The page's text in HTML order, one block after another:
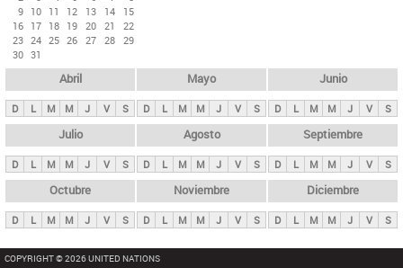
n
c
i
p
l
e
s
9 10 11 12 13 14
15
16 17 18 19 20 21
22
23 24 25 26 27 28 29
30 31
Abril
D L M M J V S
Mayo
D L M M J V S
Junio
D L M M J V S
Julio
D L M M J V S
Agosto
D L M M J V S
Septiembre
D L M M J V S
Octubre
D L M M J V S
Noviembre
D L M M J V S
Diciembre
D L M M J V S
COPYRIGHT © 2026 UNITED NATIONS